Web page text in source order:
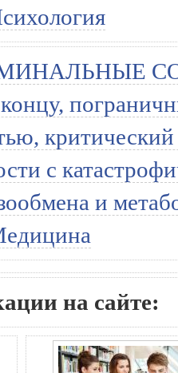
критический
с
и
на сайте: